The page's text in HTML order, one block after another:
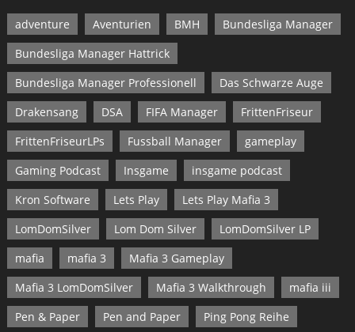
adventure Aventurien BMH
Bundesliga Manager
Bundesliga Manager Hattrick
Bundesliga Manager Professionell
Das Schwarze Auge
Drakensang
DSA FIFA Manager
FrittenFriseur
FrittenFriseurLPs
Fussball Manager
gameplay
Gaming Podcast
Insgame
insgame podcast
Kron Software
Lets Play
Lets Play Mafia 3
LomDomSilver
Lom Dom Silver
LomDomSilver LP
mafia
mafia 3
Mafia 3 Gameplay
Mafia 3 LomDomSilver
Mafia 3 Walkthrough
mafia iii
Pen & Paper
Pen and Paper
Ping Pong Reihe